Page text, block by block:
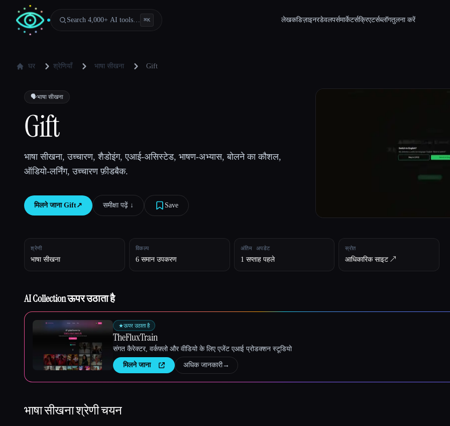
Search 4,000+ AI tools… ⌘K लेखकडिज़ाइनरडेवलपर्समार्केटर्सक्रिएटर्सब्लॉगतुलना करें
घर श्रेणियाँ भाषा सीखना Gift
🗣️भाषा सीखना
Gift
भाषा सीखना, उच्चारण, शैडोइंग, एआई-असिस्टेड, भाषण-अभ्यास, बोलने का कौशल,
ऑडियो-लर्निंग, उच्चारण फ़ीडबैक.
मिलने जाना Gift↗︎ समीक्षा पढ़ें ↓︎ Save
श्रेणी
भाषा सीखना
विकल्प
6 समान उपकरण
अंतिम अपडेट
1 सप्ताह पहले
स्रोत
आधिकारिक साइट ↗︎
AI Collection ऊपर उठाता है
★ऊपर उठाता है
TheFluxTrain
संगत कैरेक्टर, वर्कफ़्लो और वीडियो के लिए एजेंट एआई प्रोडक्शन स्टूडियो
मिलने जाना अधिक जानकारी→
भाषा सीखनाश्रेणी चयन